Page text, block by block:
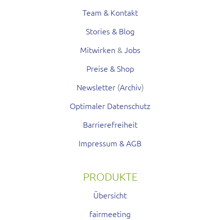
Team & Kontakt
Stories & Blog
Mitwirken &Jobs
Preise & Shop
Newsletter(Archiv)
Optimaler Datenschutz
Barrierefreiheit
Impressum & AGB
PRODUKTE
Übersicht
fairmeeting